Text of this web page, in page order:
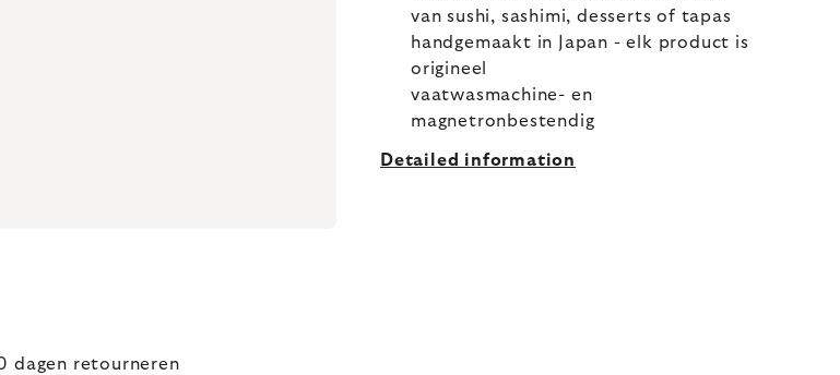
van sushi, sashimi, desserts of tapas
handgemaakt in Japan - elk product is
origineel
vaatwasmachine- en
magnetronbestendig
Detailed information
dagen retourneren